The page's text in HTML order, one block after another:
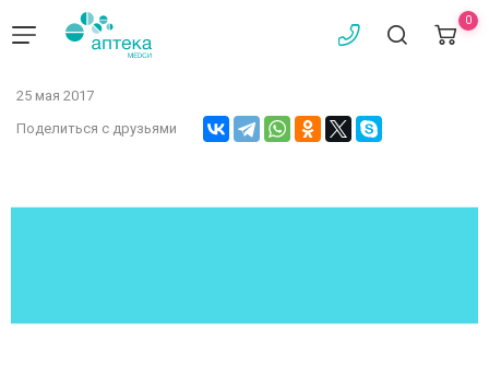
0
25 мая 2017
Поделиться с друзьями